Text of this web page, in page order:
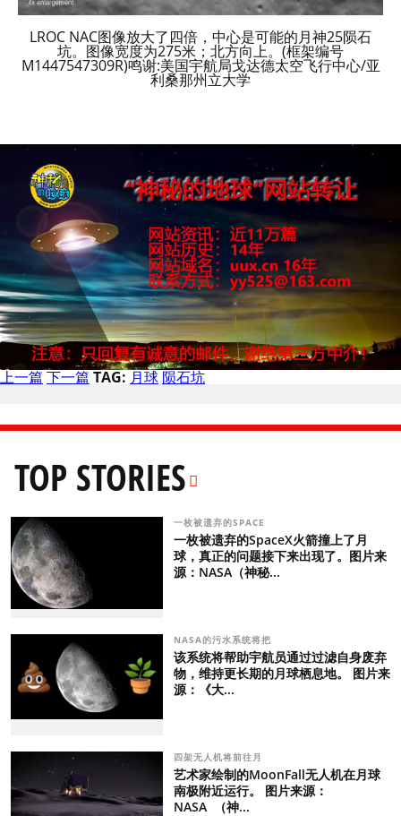
LROC NAC图像放大了四倍，中心是可能的月神25陨石
坑。图像宽度为275米；北方向上。(框架编号
M1447547309R)鸣谢:美国宇航局戈达德太空飞行中心/亚
利桑那州立大学
上一篇 下一篇 TAG: 月球 陨石坑
TOP STORIES
一枚被遗弃的SPACE
一枚被遗弃的SpaceX火箭撞上了月
球，真正的问题接下来出现了。图片来
源：NASA（神秘...
NASA的污水系统将把
该系统将帮助宇航员通过过滤自身废弃
物，维持更长期的月球栖息地。 图片来
源：《大...
四架无人机将前往月
艺术家绘制的MoonFall无人机在月球
南极附近运行。 图片来源：
NASA （神...